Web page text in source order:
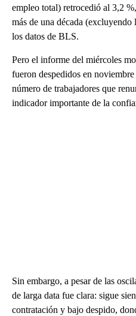
empleo total) retrocedió al 3,2
más de una década
los datos de BLS.
Pero el informe del miércoles
fueron despedidos en
número de trabajadores que
indicador importante de la
Sin embargo, a pesar de las
de larga data fue clara: sigue
contratación y bajo despido,